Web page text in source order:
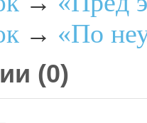
→ «По
(0)